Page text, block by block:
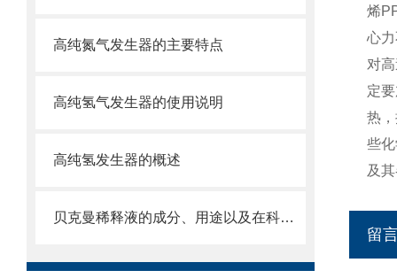
高纯氮气发生器的主要特点
高纯氢气发生器的使用说明
高纯氢发生器的概述
贝克曼稀释液的成分、用途以及在科学研究中的重要性
烯
心
对
定
热
些
及
留